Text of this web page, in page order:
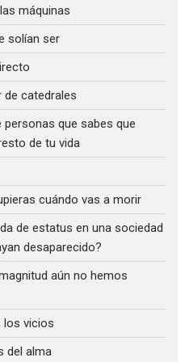
máquinas
solían ser
catedrales
que sabes que
de tu vida
cuándo vas a morir
de estatus en una sociedad
desaparecido?
aún no hemos
los vicios
del alma